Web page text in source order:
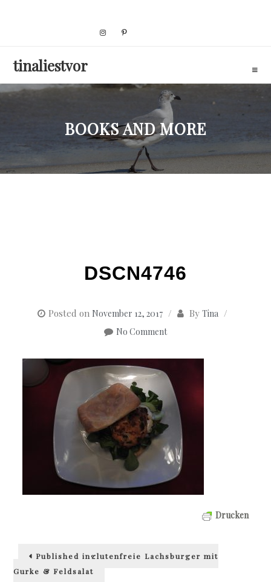
tinaliestvor
BOOKS AND MORE
DSCN4746
Posted on November 12, 2017 By Tina
No Comment
Drucken
Beitragsnavigation
Published inglutenfreie Lachsburger mit
Gurke & Feldsalat